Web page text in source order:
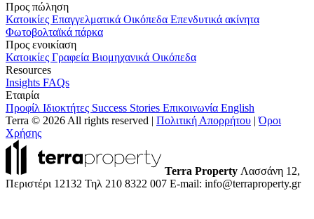
Προς πώληση
Κατοικίες Επαγγελματικά Οικόπεδα Επενδυτικά ακίνητα
Φωτοβολταϊκά πάρκα
Προς ενοικίαση
Κατοικίες Γραφεία Βιομηχανικά Οικόπεδα
Resources
Insights FAQs
Εταιρία
Προφίλ Ιδιοκτήτες Success Stories Επικοινωνία English
Terra © 2026 All rights reserved | Πολιτική Απορρήτου |Όροι
Χρήσης
Terra Property Λασσάνη 12,
Περιστέρι 12132 Τηλ 210 8322 007 E-mail: info@terraproperty.gr